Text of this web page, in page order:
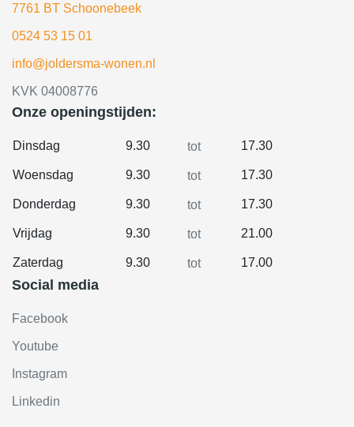
7761 BT Schoonebeek
0524 53 15 01
info@joldersma-wonen.nl
KVK 04008776
Onze openingstijden:
Dinsdag 9.30 tot 17.30
Woensdag 9.30 tot 17.30
Donderdag 9.30 tot 17.30
Vrijdag 9.30 tot 21.00
Zaterdag 9.30 tot 17.00
Social media
Facebook
Youtube
Instagram
Linkedin